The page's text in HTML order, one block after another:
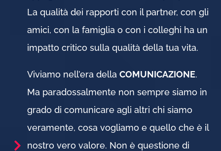
La qualità dei rapporti con il partner, con gli
amici, con la famiglia o con i colleghi ha un
impatto critico sulla qualità della tua vita.
Viviamo nell’era della COMUNICAZIONE.
Ma paradossalmente non sempre siamo in
grado di comunicare agli altri chi siamo
veramente, cosa vogliamo e quello che è il
nostro vero valore. Non è questione di